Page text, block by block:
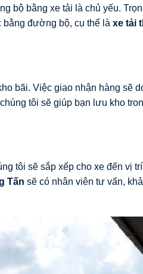
bộ bằng xe tải là chủ yếu.
đường bộ, cụ thể là xe tải
bãi. Việc giao nhận hàng sẽ
tôi sẽ giúp bạn lưu kho
tôi sẽ sắp xếp cho xe đến vị
Tấn sẽ có nhân viên tư vấn,